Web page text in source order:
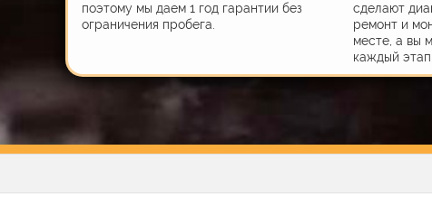
поэтому мы даем 1 год гарантии без
ограничения пробега.
сделают
ремонт и
месте, а вы
каждый этап